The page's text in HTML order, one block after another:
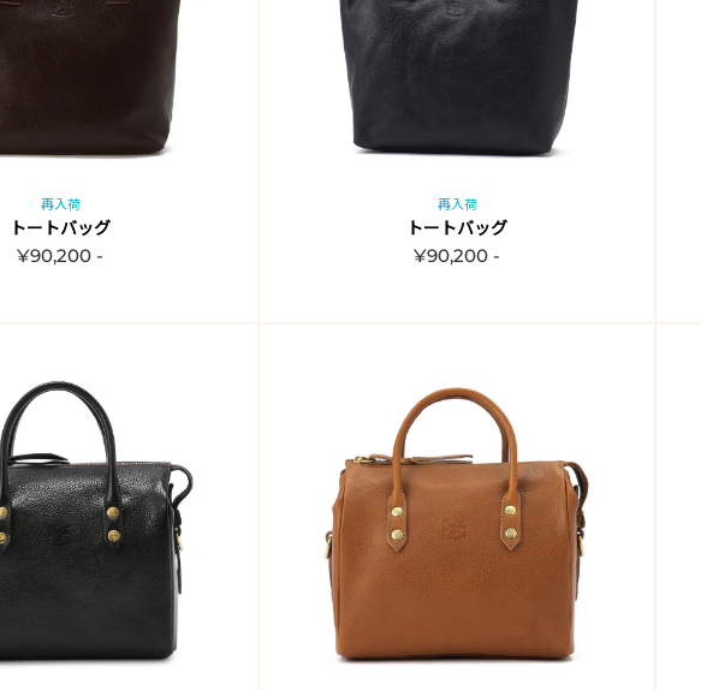
再入荷
トートバッグ
¥90,200 -
再入荷
トートバッグ
¥90,200 -